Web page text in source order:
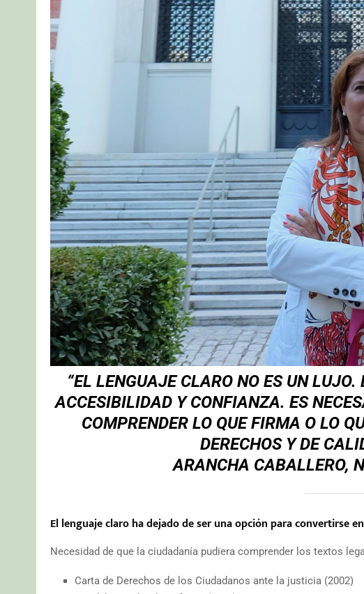
“EL LENGUAJE CLARO NO ES UN
ACCESIBILIDAD Y CONFIANZA. ES
COMPRENDER LO QUE FIRMA O LO
DERECHOS Y DE
ARANCHA CABALLERO,
Ellenguaje claroha dejado de ser una opción para convertirse
Necesidad de que la ciudadanía pudiera comprender los textos
Carta de Derechos de los Ciudadanos ante la justicia (2002)